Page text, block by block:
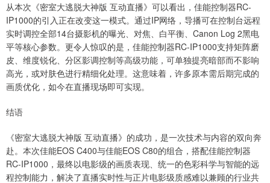
从本次《密室大逃脱大神版 互动直播》可以看出，佳能控制器RC-
IP1000的引入正在改变这一模式。通过IP网络，导播可在控制台远程
实时调控全部14台摄影机的曝光、对焦、白平衡、Canon Log 2黑电
平等核心参数。更令人惊叹的是，佳能控制器RC-IP1000支持矩阵磨
皮、维度锐化、分区影调控制等高级功能，可单独提亮暗部而不影响
高光，或对肤色进行精细化处理。这意味着，许多原本需后期完成的
画质优化，如今在直播现场即可实现。
结语
《密室大逃脱大神版 互动直播》的成功，是一次技术与内容的双向奔
赴。本次佳能EOS C400与佳能EOS C80的组合，搭配佳能控制器
RC-IP1000，最终以电影级的画质表现、统一的色彩科学与智能的远
程控制能力，解决了直播实时性与正片电影级质感难以兼顾的行业共